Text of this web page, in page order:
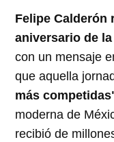
Felipe Calderón
aniversario de
con un mensaje
que aquella
más
moderna de
recibió de